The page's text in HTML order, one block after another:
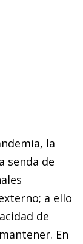
la
senda de
a ello
de
En